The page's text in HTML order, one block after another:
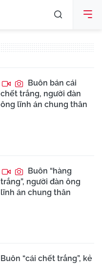
Buôn bán cái
chết trắng, người đàn
ông lĩnh án chung thân
Buôn “hàng
trắng”, người đàn ông
lĩnh án chung thân
Buôn “cái chết trắng”, kẻ